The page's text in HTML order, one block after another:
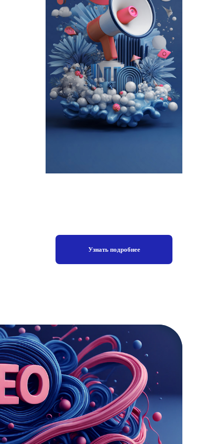
Узнать подробнее